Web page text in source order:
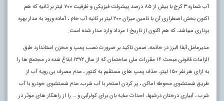
آب شماره ۳ کرج با بیش از ۸۵ درصد پیشرفت فیزیکی و ظرفیت ۷٠٠ لیتر بر ثانیه که هم
اکنون بخش اضطراری آن با تامین میزان ۲٠٠ لیتر بر ثانیه آب خام ، آماده ورود به مدار بهره
برداری میباشد، که هم اکنون از تاریخ ۱ مرداد وارد مدار شده است.
مدیرعامل آبفا البرز در خاتمه، ضمن تاکید بر ضرورت نصب پمپ و مخزن استاندارد طبق
الزامات قانونی مبحث ۱۶ مقررات ملی ساختمان که از سال ۱۳۷۲ ابلاغ شده در مجتمع ها را
به ازای هر نفر ۱۵٠ لیتر، حذف پمپ های مستقیم به کنتور ، عدم مصرف بی رویه آب از
طریق شستشوی محوطه اماکن ، پر کردن استخر با آب شرب، عدم شستشوی خودرو با آب
شرب ، آبیاری درختان درشبها، احداث سایه بان برای کولرآبی و … را از راهکار های موثر در